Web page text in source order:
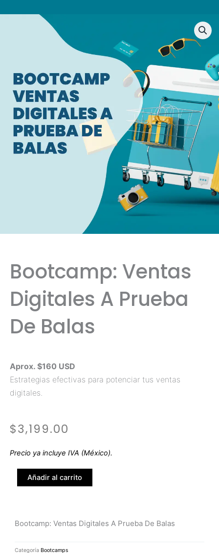
Bootcamp: Ventas
Digitales A Prueba
De Balas
Aprox. $160 USD
Estrategias efectivas para potenciar tus ventas
digitales.
$3,199.00
Precio ya incluye IVA (México).
Bootcamp:
Ventas
prueba
Añadir al carrito
Bootcamp: Ventas Digitales A Prueba De Balas
Categoría Bootcamps